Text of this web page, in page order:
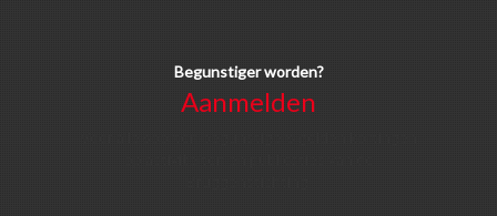
Begunstiger worden?
Aanmelden